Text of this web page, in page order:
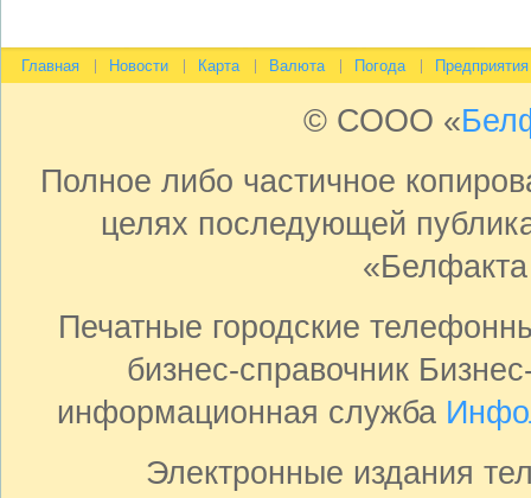
Главная Новости Карта Валюта Погода Предприятия
© СООО «
Полное либо частичное
целях последующей
Печатные городские
бизнес-справочник
информационная служба
Электронные издания